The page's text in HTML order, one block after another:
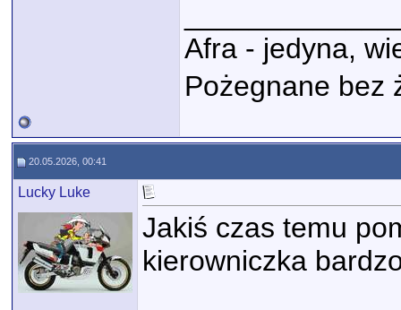
Afra - jedyna,
Pożegnane bez
20.05.2026, 00:41
Lucky Luke
Jakiś czas temu
kierowniczka